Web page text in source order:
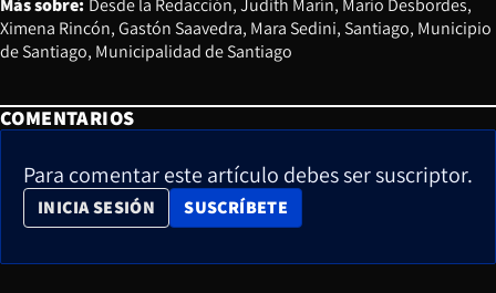
Más sobre: Desde la Redacción Judith Marín Mario Desbordes
Ximena Rincón Gastón Saavedra Mara Sedini Santiago Municipio
de Santiago Municipalidad de Santiago
COMENTARIOS
Para comentar este artículo debes ser suscriptor.
INICIA SESIÓN SUSCRÍBETE
OPENS IN NEW WINDOW